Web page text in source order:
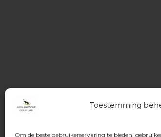
Toestemming
Om de beste gebruikerservaring te bieden,